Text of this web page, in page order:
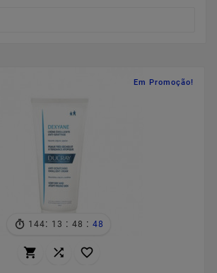
Em Promoção!
144: 13 : 48 : 47
  